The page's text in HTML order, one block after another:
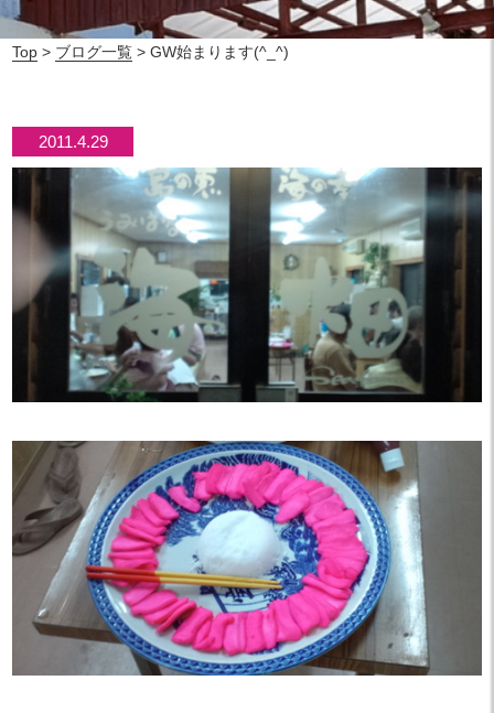
Top > ブログ一覧 > GW始まります(^_^)
2011.4.29